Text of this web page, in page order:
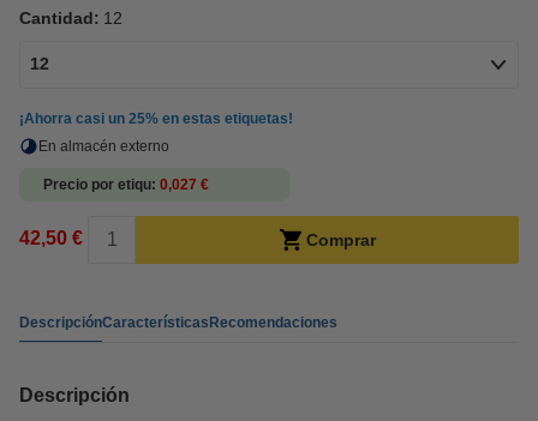
Cantidad: 12
12
¡Ahorra casi un 25% en estas etiquetas!
En almacén externo
Precio por etiqu 0,027 €
42,50 € Comprar
DescripciónCaracterísticasRecomendaciones
Descripción